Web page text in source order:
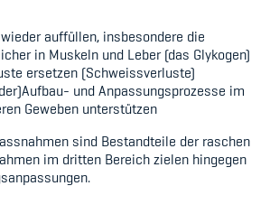
auffüllen, insbesondere die
in Muskeln und Leber (das Glykogen)
ersetzen (Schweissverluste)
und Anpassungsprozesse im
Geweben unterstützen
sind Bestandteile der raschen
im dritten Bereich zielen hingegen